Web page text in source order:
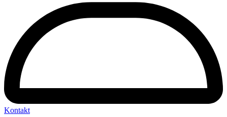
Kontakt